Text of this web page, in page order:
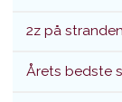
2z på stranden
Årets bedste